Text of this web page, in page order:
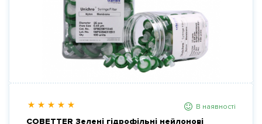
В наявності
COBETTER Зелені гідрофільні нейлонові